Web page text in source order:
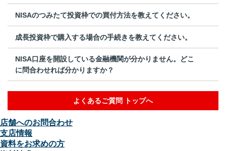
NISAのつみたて投資枠での買付方法を教えてください。
成長投資枠で購入する場合の手続きを教えてください。
NISA口座を開設している金融機関が分かりません。どこ
に問合わせれば分かりますか？
よくあるご質問 トップへ
店舗へのお問合わせ
支店情報
資料をお求めの方